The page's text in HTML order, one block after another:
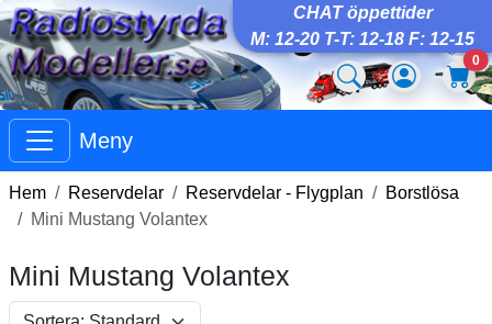
CHAT öppettider
M: 12-20 T-T: 12-18 F: 12-15
0
Meny
Hem Reservdelar Reservdelar - Flygplan
Borstlösa
Mini Mustang Volantex
Mini Mustang Volantex